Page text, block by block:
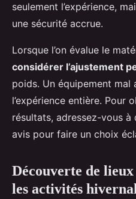
seulement l’expérience,
une sécurité accrue.
Lorsque l’on évalue le
considérer l’ajustement
poids. Un équipement mal
l’expérience entière. Pour
résultats, adressez-vous
avis pour faire un choix
Découverte de
les activités